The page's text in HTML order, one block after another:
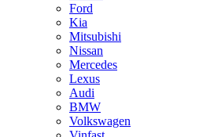
Ford
Kia
Mitsubishi
Nissan
Mercedes
Lexus
Audi
BMW
Volkswagen